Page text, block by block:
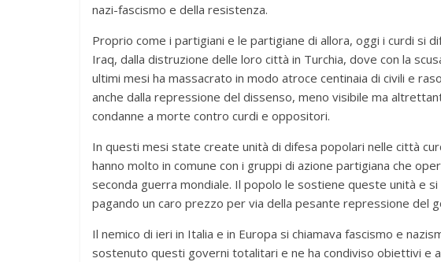
nazi-fascismo e della resistenza.
Proprio come i partigiani e le partigiane di allora, oggi i curdi si
Iraq, dalla distruzione delle loro città in Turchia, dove con la
ultimi mesi ha massacrato in modo atroce centinaia di civili e
anche dalla repressione del dissenso, meno visibile ma
condanne a morte contro curdi e oppositori.
In questi mesi state create unità di difesa popolari nelle città
hanno molto in comune con i gruppi di azione partigiana che
seconda guerra mondiale. Il popolo le sostiene queste unità e
pagando un caro prezzo per via della pesante repressione del
Il nemico di ieri in Italia e in Europa si chiamava fascismo e
sostenuto questi governi totalitari e ne ha condiviso obiettivi e